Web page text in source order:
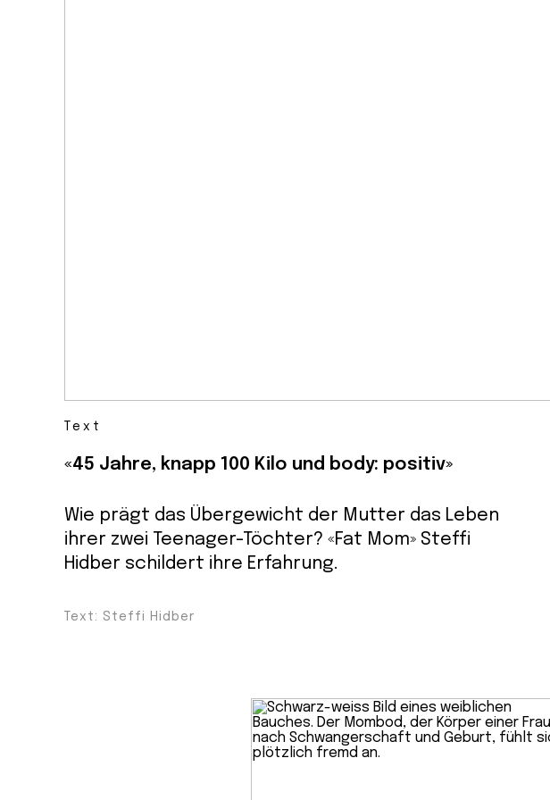
Text
«45 Jahre, knapp 100 Kilo und body: positiv»
Wie prägt das Übergewicht der Mutter das Leben
ihrer zwei Teenager-Töchter? «Fat Mom» Steffi
Hidber schildert ihre Erfahrung.
Text: Steffi Hidber